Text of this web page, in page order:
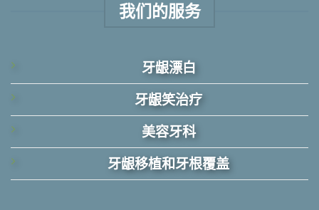
我们的服务
牙龈漂白
牙龈笑治疗
美容牙科
牙龈移植和牙根覆盖